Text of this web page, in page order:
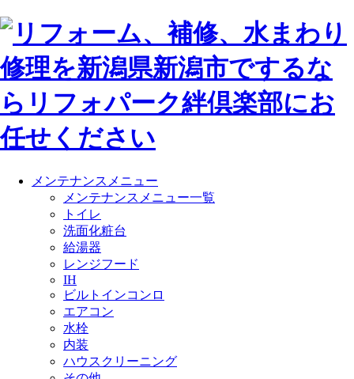
メンテナンスメニュー
メンテナンスメニュー一覧
トイレ
洗面化粧台
給湯器
レンジフード
IH
ビルトインコンロ
エアコン
水栓
内装
ハウスクリーニング